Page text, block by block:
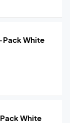
Pack White
White